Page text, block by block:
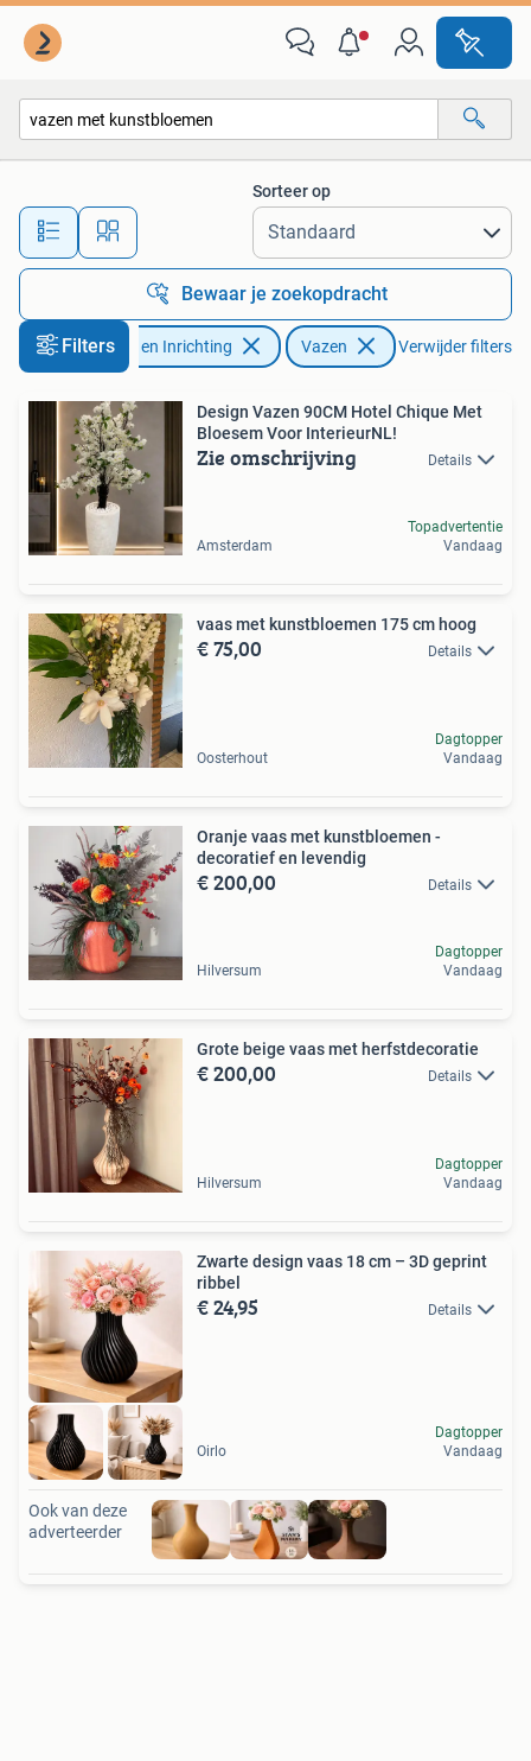
Alle afstanden…
Sorteer op
Bewaar je zoekopdracht
FiltersHuis en Inrichting Vazen Verwijder filters
Design Vazen 90CM Hotel Chique Met
Bloesem Voor InterieurNL!
Zie omschrijving Details
Amsterdam
Topadvertentie
Vandaag
vaas met kunstbloemen 175 cm hoog
€ 75,00 Details
Oosterhout
Dagtopper
Vandaag
Oranje vaas met kunstbloemen -
decoratief en levendig
€ 200,00 Details
Hilversum
Dagtopper
Vandaag
Grote beige vaas met herfstdecoratie
€ 200,00 Details
Hilversum
Dagtopper
Vandaag
Zwarte design vaas 18 cm – 3D geprint
ribbel
€ 24,95 Details
Oirlo
Dagtopper
Vandaag
Ook van deze
adverteerder